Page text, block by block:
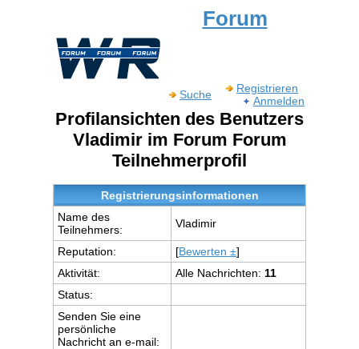
Forum
Suche
Registrieren
Anmelden
Profilansichten des Benutzers
Vladimir im Forum Forum
Teilnehmerprofil
Registrierungsinformationen
Name des
Teilnehmers:
Vladimir
Reputation: [Bewerten ±]
Aktivität:
Alle Nachrichten: 11
Status:
Senden Sie eine
persönliche
Nachricht an e-mail: